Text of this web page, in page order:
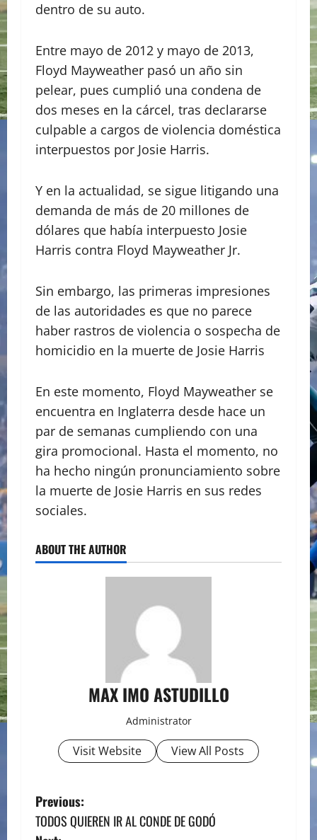
dentro de su auto.
Entre mayo de 2012 y mayo de 2013,
Floyd Mayweather pasó un año sin
pelear, pues cumplió una condena de
dos meses en la cárcel, tras declararse
culpable a cargos de violencia doméstica
interpuestos por Josie Harris.
Y en la actualidad, se sigue litigando una
demanda de más de 20 millones de
dólares que había interpuesto Josie
Harris contra Floyd Mayweather Jr.
Sin embargo, las primeras impresiones
de las autoridades es que no parece
haber rastros de violencia o sospecha de
homicidio en la muerte de Josie Harris
En este momento, Floyd Mayweather se
encuentra en Inglaterra desde hace un
par de semanas cumpliendo con una
gira promocional. Hasta el momento, no
ha hecho ningún pronunciamiento sobre
la muerte de Josie Harris en sus redes
sociales.
ABOUT THE AUTHOR
MAX IMO ASTUDILLO
Administrator
Visit Website View All Posts
P
Previous:
TODOS QUIEREN IR AL CONDE DE GODÓ